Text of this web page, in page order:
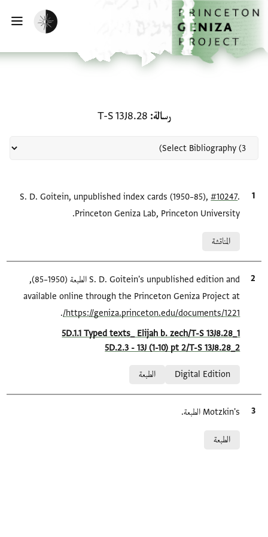
إلى المحتوى الرئيسي
الرئيسية
تفعيل الوضع المظلم
رسالة T-S 13J8.28
الاقتباس المرجعيS. D. Goitein, unpublished index cards (1950–85),#10247
Princeton Geniza Lab, Princeton University.
المناقشة
الاقتباس المرجعي
S. D. Goitein's unpublished edition and الطبعة (1950–85),
available online through the Princeton Geniza Project at
https://geniza.princeton.edu/documents/1221/
.
Location in source
5D.1.1 Typed texts_ Elijah b. zech/T-S 13J8.28_1
5D.2.3 - 13J (1-10) pt 2/T-S 13J8.28_2
Digital Edition
الطبعة
الاقتباس المرجعي
Motzkin's الطبعة.
الطبعة